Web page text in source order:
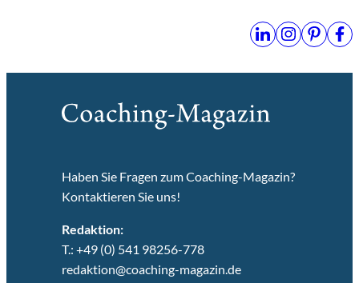
Haben Sie Fragen zum Coaching-Magazin?
Kontaktieren Sie uns!
Redaktion:
T.: +49 (0) 541 98256-778
redaktion@coaching-magazin.de